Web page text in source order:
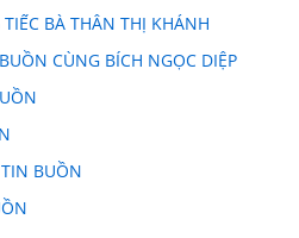
BÀ THÂN THỊ KHÁNH
CÙNG BÍCH NGỌC DIỆP
TIN BUỒN